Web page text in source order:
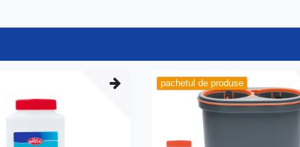
pachetul de produse